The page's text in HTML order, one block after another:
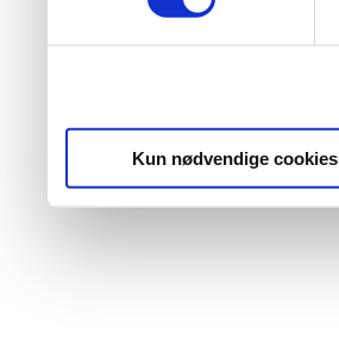
Kun nødvendige cookies